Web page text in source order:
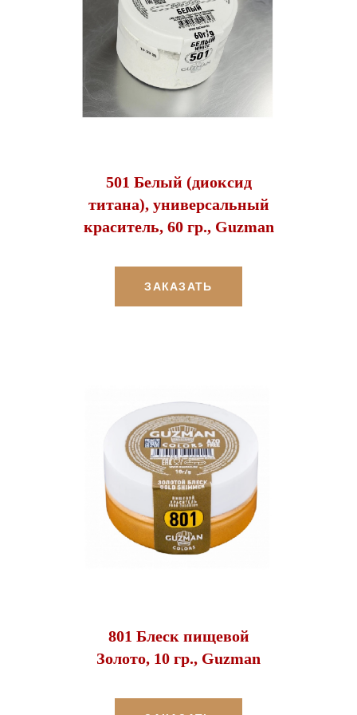
501 Белый (диоксид
титана), универсальный
краситель, 60 гр., Guzman
ЗАКАЗАТЬ
801 Блеск пищевой
Золото, 10 гр., Guzman